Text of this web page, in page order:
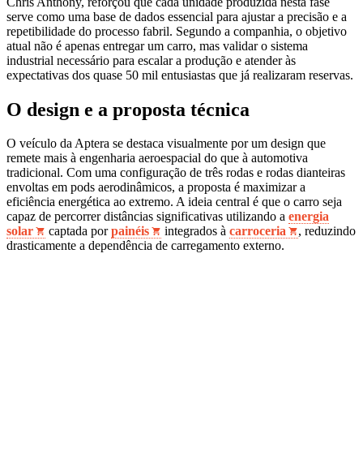
serve como uma base de dados essencial para ajustar a precisão e a
repetibilidade do processo fabril. Segundo a companhia, o objetivo
atual não é apenas entregar um carro, mas validar o sistema
industrial necessário para escalar a produção e atender às
expectativas dos quase 50 mil entusiastas que já realizaram reservas.
O design e a proposta técnica
O veículo da Aptera se destaca visualmente por um design que
remete mais à engenharia aeroespacial do que à automotiva
tradicional. Com uma configuração de três rodas e rodas dianteiras
envoltas em pods aerodinâmicos, a proposta é maximizar a
eficiência energética ao extremo. A ideia central é que o carro seja
capaz de percorrer distâncias significativas utilizando a energia
solar
captada porpainéis integrados à carroceria
, reduzindo
drasticamente a dependência de carregamento externo.